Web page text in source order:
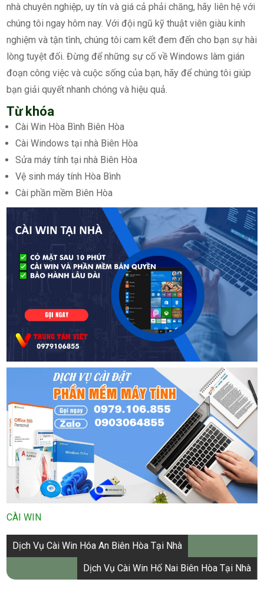
nhà chuyên nghiệp, uy tín và giá cả phải chăng, hãy liên hệ với
chúng tôi ngay hôm nay. Với đội ngũ kỹ thuật viên giàu kinh
nghiệm và tận tình, chúng tôi cam kết đem đến cho bạn sự hài
lòng tuyệt đối. Đừng để những sự cố về Windows làm gián
đoạn công việc và cuộc sống của bạn, hãy để chúng tôi giúp
bạn giải quyết nhanh chóng và hiệu quả.
Từ khóa
Cài Win Hòa Bình Biên Hòa
Cài Windows tại nhà Biên Hòa
Sửa máy tính tại nhà Biên Hòa
Vệ sinh máy tính Hòa Bình
Cài phần mềm Biên Hòa
CÀI WIN
Điều
hướng
bài
Dịch Vụ Cài Win Hóa An Biên Hòa Tại Nhà
Dịch Vụ Cài Win Hố Nai Biên Hòa Tại Nhà